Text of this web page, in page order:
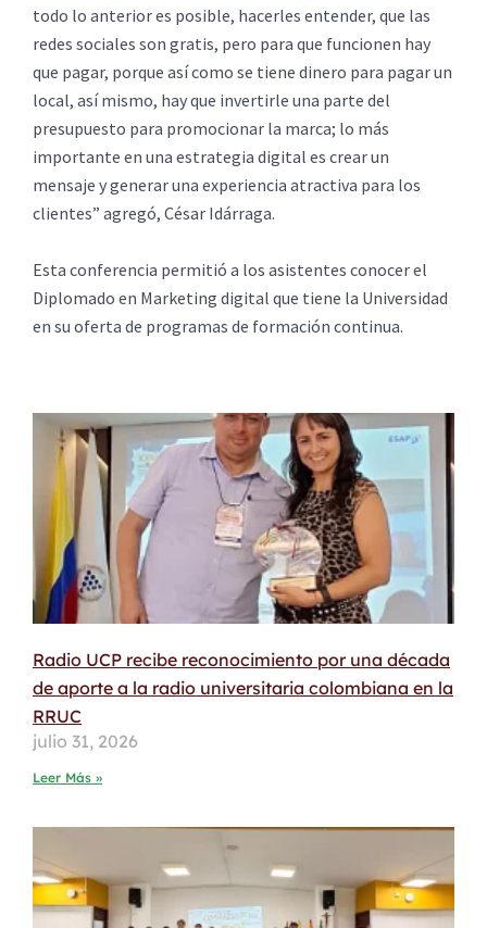
todo lo anterior es posible, hacerles entender, que las
redes sociales son gratis, pero para que funcionen hay
que pagar, porque así como se tiene dinero para pagar un
local, así mismo, hay que invertirle una parte del
presupuesto para promocionar la marca; lo más
importante en una estrategia digital es crear un
mensaje y generar una experiencia atractiva para los
clientes” agregó, César Idárraga.
Esta conferencia permitió a los asistentes conocer el
Diplomado en Marketing digital que tiene la Universidad
en su oferta de programas de formación continua.
Radio UCP recibe reconocimiento por una década
de aporte a la radio universitaria colombiana en la
RRUC
julio 31, 2026
Leer Más »